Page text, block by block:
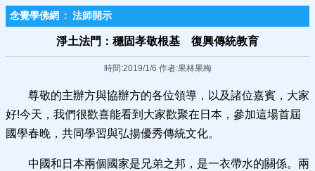
念覺學佛網 : 法師開示
淨土法門：穩固孝敬根基 復興傳統教育
時間:2019/1/6 作者:果林果梅
尊敬的主辦方與協辦方的各位領導，以及諸位嘉賓，大家
好!今天，我們很歡喜能看到大家歡聚在日本，參加這場首屆
國學春晚，共同學習與弘揚優秀傳統文化。
中國和日本兩個國家是兄弟之邦，是一衣帶水的關係。兩